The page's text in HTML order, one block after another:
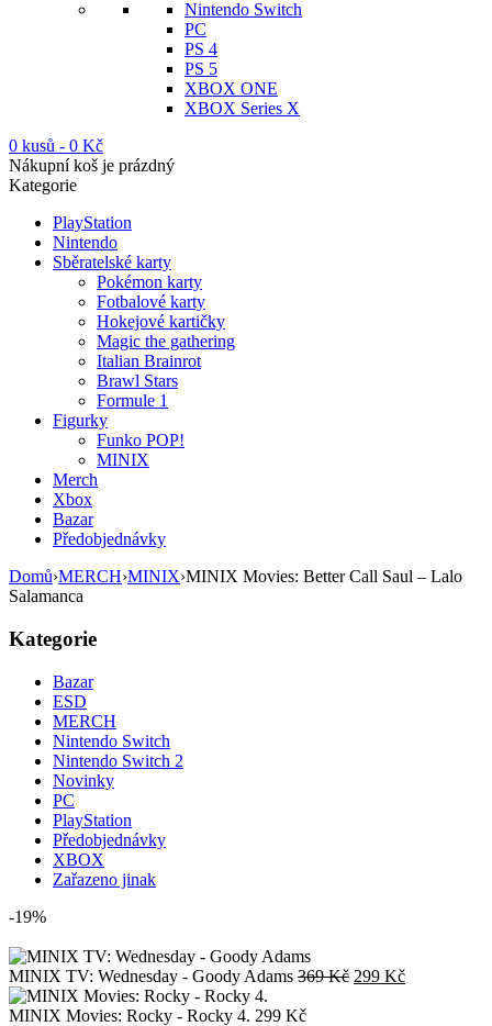
Nintendo Switch
PC
PS 4
PS 5
XBOX ONE
XBOX Series X
0 kusů - 0 Kč
Nákupní koš je prázdný
Kategorie
PlayStation
Nintendo
Sběratelské karty
Pokémon karty
Fotbalové karty
Hokejové kartičky
Magic the gathering
Italian Brainrot
Brawl Stars
Formule 1
Figurky
Funko POP!
MINIX
Merch
Xbox
Bazar
Předobjednávky
Domů›MERCH›MINIX›MINIX Movies: Better Call Saul – Lalo
Salamanca
Kategorie
Bazar
ESD
MERCH
Nintendo Switch
Nintendo Switch 2
Novinky
PC
PlayStation
Předobjednávky
XBOX
Zařazeno jinak
-19%
MINIX TV: Wednesday - Goody Adams 369Kč Původní
299 KčAktuální
MINIX Movies: Rocky - Rocky 4. 299 Kč